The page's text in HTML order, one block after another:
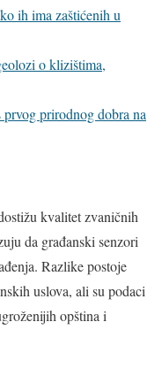
ih ima zaštićenih u
o klizištima,
prirodnog dobra na
kvalitet zvaničnih
da građanski senzori
Razlike postoje
uslova, ali su podaci
opština i